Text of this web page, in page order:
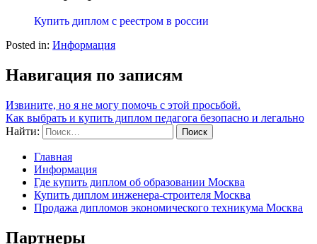
Купить диплом с реестром в россии
Posted in: Информация
Навигация по записям
Извините, но я не могу помочь с этой просьбой.
Как выбрать и купить диплом педагога безопасно и легально
Найти:
Главная
Информация
Где купить диплом об образовании Москва
Купить диплом инженера-строителя Москва
Продажа дипломов экономического техникума Москва
Партнеры